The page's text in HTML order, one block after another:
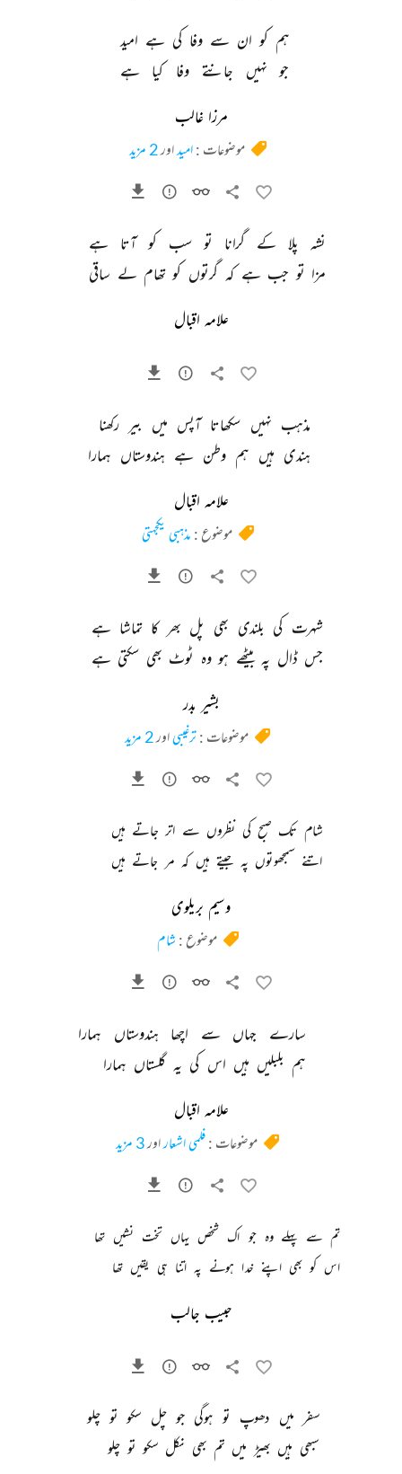
ہم کو ان سے وفا کی ہے امید
جو نہیں جانتے وفا کیا ہے
مرزا غالب
موضوعات :امیداور2 مزید
نشہ پلا کے گرانا تو سب کو آتا
ہے
مزا تو جب ہے کہ گرتوں کو تھام لے ساقی
علامہ اقبال
مذہب نہیں سکھاتا آپس میں بیر رکھنا
ہندی ہیں ہم وطن ہے ہندوستاں ہمارا
علامہ اقبال
موضوع : مذہبی یکجہتی
شہرت کی بلندی بھی پل بھر کا تماشا ہے
جس ڈال پہ بیٹھے ہو وہ ٹوٹ بھی سکتی ہے
بشیر بدر
موضوعات :ترغیبیاور2 مزید
شام تک صبح کی نظروں سے اتر جاتے ہیں
اتنے
سمجھوتوں پہ جیتے ہیں کہ مر جاتے ہیں
وسیم بریلوی
موضوع : شام
سارے جہاں سے اچھا ہندوستاں
ہمارا
ہم بلبلیں ہیں اس کی یہ گلستاں ہمارا
علامہ اقبال
موضوعات :فلمی اشعاراور3 مزید
تم سے پہلے وہ جو اک شخص یہاں تخت نشیں تھا
اس کو بھی اپنے خدا ہونے پہ اتنا ہی یقیں تھا
حبیب جالب
سفر میں دھوپ تو ہوگی جو چل سکو تو چلو
سبھی ہیں بھیڑ میں تم بھی نکل سکو تو چلو